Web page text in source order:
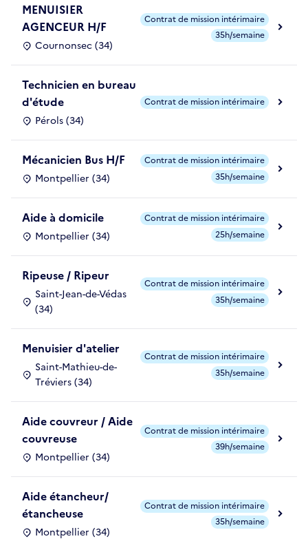
MENUISIER
AGENCEUR H/F
Cournonsec (34)
Contrat de mission intérimaire
35h/semaine
Technicien en bureau
d'étude
Pérols (34)
Contrat de mission intérimaire
Mécanicien Bus H/F
Montpellier (34)
Contrat de mission intérimaire
35h/semaine
Aide à domicile
Montpellier (34)
Contrat de mission intérimaire
25h/semaine
Ripeuse / Ripeur
Saint-Jean-de-Védas
(34)
Contrat de mission intérimaire
35h/semaine
Menuisier d'atelier
Saint-Mathieu-de-
Tréviers (34)
Contrat de mission intérimaire
35h/semaine
Aide couvreur / Aide
couvreuse
Montpellier (34)
Contrat de mission intérimaire
39h/semaine
Aide étancheur/
étancheuse
Montpellier (34)
Contrat de mission intérimaire
35h/semaine